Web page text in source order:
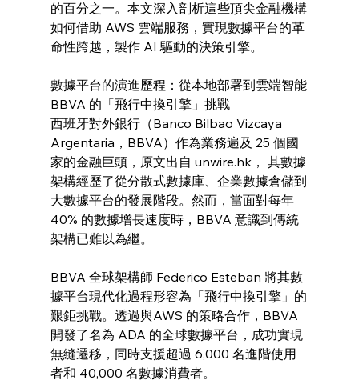
的百分之一。本文深入剖析這些頂尖金融機構
如何借助 AWS 雲端服務，實現數據平台的革
命性跨越，製作 AI 驅動的決策引擎。
數據平台的演進歷程：從本地部署到雲端智能
BBVA 的「飛行中換引擎」挑戰
西班牙對外銀行（Banco Bilbao Vizcaya
Argentaria，BBVA）作為業務遍及 25 個國
家的金融巨頭，原文出自 unwire.hk， 其數據
架構經歷了從分散式數據庫、企業數據倉儲到
大數據平台的發展階段。然而，當面對每年
40% 的數據增長速度時，BBVA 意識到傳統
架構已難以為繼。
BBVA 全球架構師 Federico Esteban 將其數
據平台現代化過程形容為「飛行中換引擎」的
艱鉅挑戰。透過與AWS 的策略合作，BBVA
開發了名為 ADA 的全球數據平台，成功實現
無縫遷移，同時支援超過 6,000 名進階使用
者和 40,000 名數據消費者。